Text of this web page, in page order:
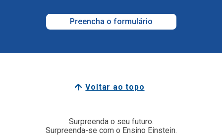
Preencha o formulário
Voltar ao topo
Surpreenda o seu futuro.
Surpreenda-se com o Ensino Einstein.